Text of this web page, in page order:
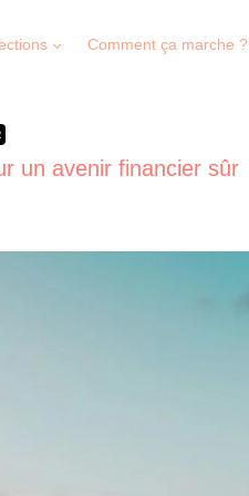
Comment ça marche ?
un avenir financier sûr